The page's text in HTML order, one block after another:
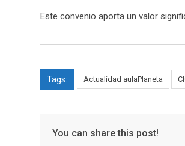
Este convenio aporta un valor
Tags: Actualidad aulaPlaneta
You can share this post!